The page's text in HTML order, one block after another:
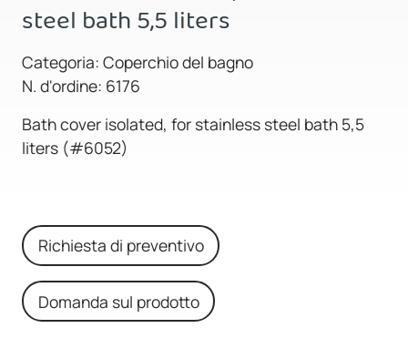
steel bath 5,5 liters
Categoria: Coperchio del bagno
N. d'ordine: 6176
Bath cover isolated, for stainless steel bath 5,5
liters (#6052)
Richiesta di preventivo
Domanda sul prodotto